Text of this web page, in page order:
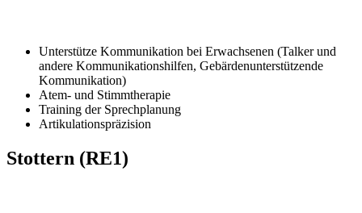
Unterstütze Kommunikation bei Erwachsenen (Talker und
andere Kommunikationshilfen, Gebärdenunterstützende
Kommunikation)
Atem- und Stimmtherapie
Training der Sprechplanung
Artikulationspräzision
Stottern (RE1)